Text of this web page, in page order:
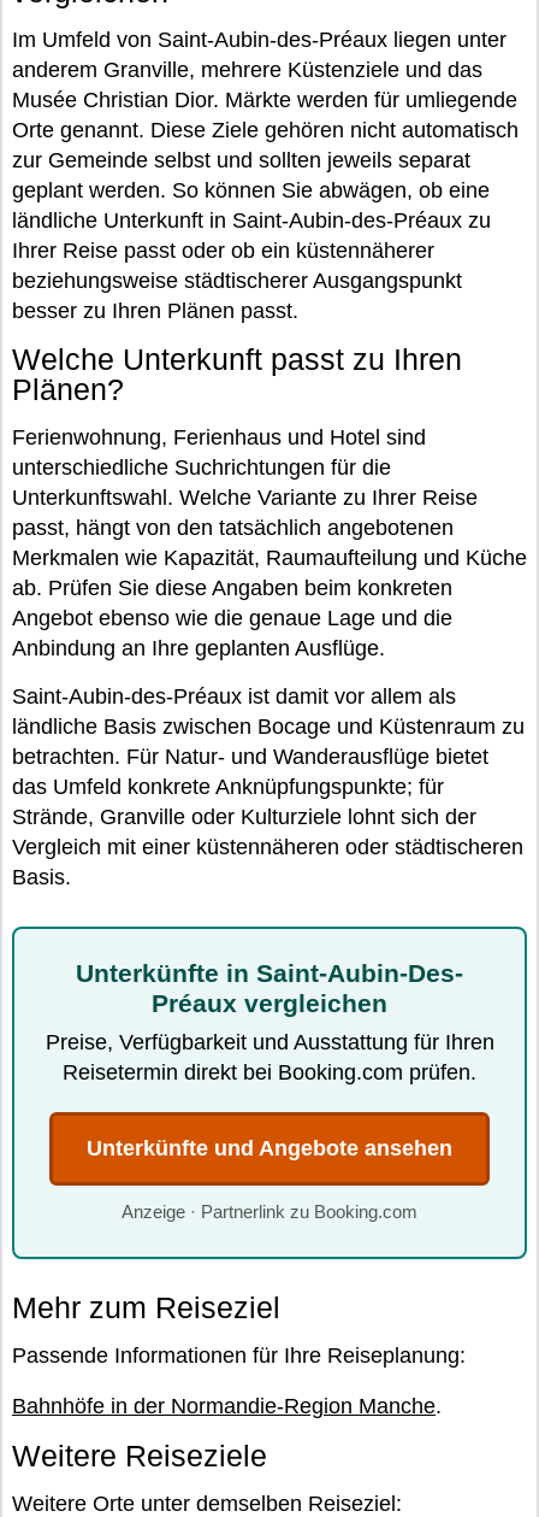
Im Umfeld von Saint-Aubin-des-Préaux liegen unter
anderem Granville, mehrere Küstenziele und das
Musée Christian Dior. Märkte werden für umliegende
Orte genannt. Diese Ziele gehören nicht automatisch
zur Gemeinde selbst und sollten jeweils separat
geplant werden. So können Sie abwägen, ob eine
ländliche Unterkunft in Saint-Aubin-des-Préaux zu
Ihrer Reise passt oder ob ein küstennäherer
beziehungsweise städtischerer Ausgangspunkt
besser zu Ihren Plänen passt.
Welche Unterkunft passt zu Ihren
Plänen?
Ferienwohnung, Ferienhaus und Hotel sind
unterschiedliche Suchrichtungen für die
Unterkunftswahl. Welche Variante zu Ihrer Reise
passt, hängt von den tatsächlich angebotenen
Merkmalen wie Kapazität, Raumaufteilung und Küche
ab. Prüfen Sie diese Angaben beim konkreten
Angebot ebenso wie die genaue Lage und die
Anbindung an Ihre geplanten Ausflüge.
Saint-Aubin-des-Préaux ist damit vor allem als
ländliche Basis zwischen Bocage und Küstenraum zu
betrachten. Für Natur- und Wanderausflüge bietet
das Umfeld konkrete Anknüpfungspunkte; für
Strände, Granville oder Kulturziele lohnt sich der
Vergleich mit einer küstennäheren oder städtischeren
Basis.
Unterkünfte in Saint-Aubin-Des-
Préaux vergleichen
Preise, Verfügbarkeit und Ausstattung für Ihren
Reisetermin direkt bei Booking.com prüfen.
Unterkünfte und Angebote ansehen
Anzeige · Partnerlink zu Booking.com
Mehr zum Reiseziel
Passende Informationen für Ihre Reiseplanung:
Bahnhöfe in der Normandie-Region Manche.
Weitere Reiseziele
Weitere Orte unter demselben Reiseziel: